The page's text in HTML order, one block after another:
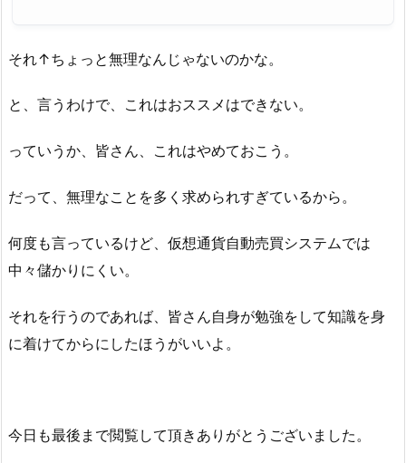
それ↑ちょっと無理なんじゃないのかな。
と、言うわけで、これはおススメはできない。
っていうか、皆さん、これはやめておこう。
だって、無理なことを多く求められすぎているから。
何度も言っているけど、仮想通貨自動売買システムでは
中々儲かりにくい。
それを行うのであれば、皆さん自身が勉強をして知識を身
に着けてからにしたほうがいいよ。
今日も最後まで閲覧して頂きありがとうございました。